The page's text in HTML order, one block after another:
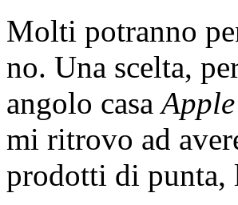
Molti potranno
no. Una scelta,
angolo casaApple
mi ritrovo ad
prodotti di punta,